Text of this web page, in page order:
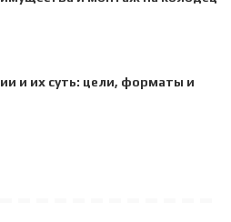
и их суть: цели, форматы и